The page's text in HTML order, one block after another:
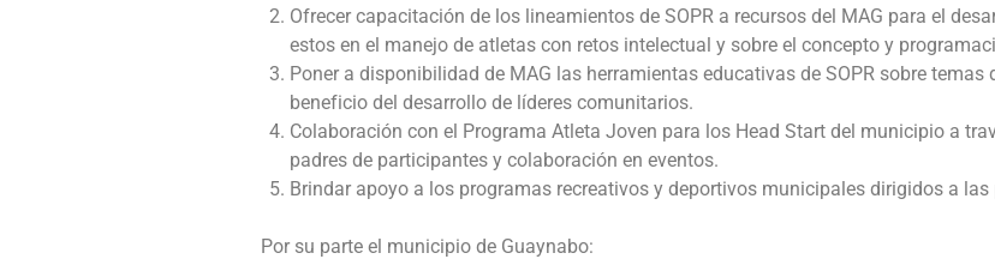
Ofrecer capacitación de los lineamientos de SOPR a recursos del MAG para el
estos en el manejo de atletas con retos intelectual y sobre el concepto y
Poner a disponibilidad de MAG las herramientas educativas de SOPR sobre temas
beneficio del desarrollo de líderes comunitarios.
Colaboración con el Programa Atleta Joven para los Head Start del municipio a
padres de participantes y colaboración en eventos.
Brindar apoyo a los programas recreativos y deportivos municipales dirigidos a
Por su parte el municipio de Guaynabo: